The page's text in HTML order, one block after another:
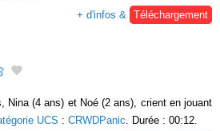
+ d'infos &
Téléchargement
Nina (4 ans) et Noé (2 ans), crient en jouant
UCS : CRWDPanic. Durée : 00:12.